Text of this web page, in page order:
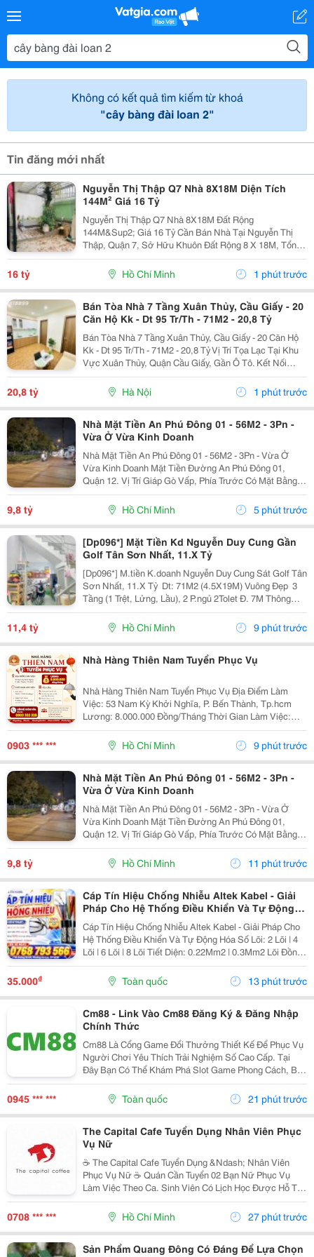
Không có kết quả tìm kiếm từ khoá
"cây bàng đài loan 2"
Tin đăng mới nhất
Nguyễn Thị Thập Q7 Nhà 8X18M Diện Tích
144M² Giá 16 Tỷ
Nguyễn Thị Thập Q7 Nhà 8X18M Đất Rộng
144M&Sup2; Giá 16 Tỷ Cần Bán Nhà Tại Nguyễn Thị
Thập, Quận 7, Sở Hữu Khuôn Đất Rộng 8 X 18M, Tổng
Diện Tích 144M&Sup2;. Lợi Thế Nổi Bật Là Ngang 8M,
Phù Hợp Với Khách Hàng Đang Tìm Kiếm Tài Sản Có
Mặt Tiền Rộng...
16 tỷ Hồ Chí Minh 1 phút trước
Bán Tòa Nhà 7 Tầng Xuân Thủy, Cầu Giấy - 20
Căn Hộ Kk - Dt 95 Tr/Th - 71M2 - 20,8 Tỷ
Bán Tòa Nhà 7 Tầng Xuân Thủy, Cầu Giấy - 20 Căn Hộ
Kk - Dt 95 Tr/Th - 71M2 - 20,8 Tỷ Vị Trí Tọa Lạc Tại Khu
Vực Xuân Thủy, Quận Cầu Giấy, Gần Ô Tô. Kết Nối
Thuận Tiện Xuân Thủy, Phạm Hùng, Hồ Tùng Mậu Và
Phạm Văn Đồng. Gần Đại Học Quốc...
20,8 tỷ Hà Nội 1 phút trước
Nhà Mặt Tiền An Phú Đông 01 - 56M2 - 3Pn -
Vừa Ở Vừa Kinh Doanh
Nhà Mặt Tiền An Phú Đông 01 - 56M2 - 3Pn - Vừa Ở
Vừa Kinh Doanh Mặt Tiền Đường An Phú Đông 01,
Quận 12. Vị Trí Giáp Gò Vấp, Phía Trước Có Mặt Bằng
Thuận Tiện Kinh Doanh. - Diện Tích: 56M2, Ngang 4M,
Dài 14M. - Kết Cấu: 1 Trệt, 1 Lửng, 1 Lầu, Sân...
9,8 tỷ Hồ Chí Minh 5 phút trước
[Dp096*] Mặt Tiền Kd Nguyễn Duy Cung Gần
Golf Tân Sơn Nhất, 11.X Tỷ
[Dp096*] M.tiền K.doanh Nguyễn Duy Cung Sát Golf Tân
Sơn Nhất, 11.X Tỷ ️ Dt: 71M2 (4.5X19M) Vuông Đẹp ️ 3
Tầng (1 Trệt, Lửng, Lầu), 2 P.ngủ 2Tolet Đ. 7M Thông
Kinh Doanh Đỉnh ✨ Nhà Đẹp Ở Ngay Liên Hệ Gọi Điện
Nhận Thêm Thông Tin!
11,4 tỷ Hồ Chí Minh 9 phút trước
Nhà Hàng Thiên Nam Tuyển Phục Vụ
Nhà Hàng Thiên Nam Tuyển Phục Vụ Địa Điểm Làm
Việc: 53 Nam Kỳ Khởi Nghĩa, P. Bến Thành, Tp.hcm
Lương: 8.000.000 Đồng/Tháng Thời Gian Làm Việc:
&Bull; Full-Time: 12:00 &Ndash; 21:00 (8 Tiếng) &Bull;
Hoặc Part-Time: 4 Tiếng (Theo Sự Sắp Xếp...
0903 *** *** Hồ Chí Minh 9 phút trước
Nhà Mặt Tiền An Phú Đông 01 - 56M2 - 3Pn -
Vừa Ở Vừa Kinh Doanh
Nhà Mặt Tiền An Phú Đông 01 - 56M2 - 3Pn - Vừa Ở
Vừa Kinh Doanh Mặt Tiền Đường An Phú Đông 01,
Quận 12. Vị Trí Giáp Gò Vấp, Phía Trước Có Mặt Bằng
Thuận Tiện Kinh Doanh. - Diện Tích: 56M2, Ngang 4M,
Dài 14M. - Kết Cấu: 1 Trệt, 1 Lửng, 1 Lầu, Sân...
9,8 tỷ Hồ Chí Minh 11 phút trước
Cáp Tín Hiệu Chống Nhiễu Altek Kabel - Giải
Pháp Cho Hệ Thống Điều Khiển Và Tự Động
Hóa
Cáp Tín Hiệu Chống Nhiễu Altek Kabel - Giải Pháp Cho
Hệ Thống Điều Khiển Và Tự Động Hóa Số Lõi: 2 Lõi | 4
Lõi | 6 Lõi | 8 Lõi Tiết Diện: 0.22Mm2 | 0.3Mm2 Lõi Đồng
100% Có Xi Mạ Chống Oxi Hóa Lưới Dệt Đồng Đan Có
Xi Mạ Chống...
35.000₫ Toàn quốc 13 phút trước
Cm88 - Link Vào Cm88 Đăng Ký & Đăng Nhập
Chính Thức
Cm88 Là Cổng Game Đổi Thưởng Thiết Kế Để Phục Vụ
Người Chơi Yêu Thích Trải Nghiệm Số Cao Cấp. Tại
Đây Bạn Có Thể Khám Phá Slot Game Phong Cách, Bắn
Cá Sống Động, Thể Thao,... Và Nhiều Trò Đổi Thưởng
Khác. Giao Diện Thân Thiện, Tốc Độ Mượt Mà Trên...
0945 *** *** Toàn quốc 21 phút trước
The Capital Cafe Tuyển Dụng Nhân Viên Phục
Vụ Nữ
☕️ The Capital Cafe Tuyển Dụng &Ndash; Nhân Viên
Phục Vụ Nữ ☕️ Quán Cần Tuyển 02 Bạn Nữ Phục Vụ
Làm Việc Theo Ca. Sinh Viên Có Lịch Học Được Hỗ Trợ
Sắp Xếp Ca Linh Động. ✨ Yêu Cầu &Bull; Nữ, Tuổi Từ
18 &Ndash; 20 &Bull; Nhiệt Tình, Vui Vẻ, Hòa...
0708 *** *** Hồ Chí Minh 27 phút trước
Sản Phẩm Quang Đông Có Đáng Để Lựa Chọn